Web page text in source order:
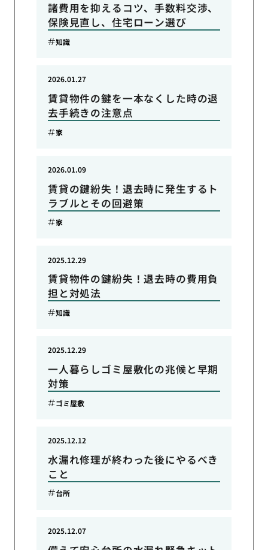
諸費用を抑えるコツ、手数料交渉、
保険見直し、住宅ローン選び
知識
賃貸物件の鍵を一本なくした時の退
去手続きの注意点
2026.01.27
家
賃貸の鍵紛失！退去時に発生するト
ラブルとその回避策
2026.01.09
家
賃貸物件の鍵紛失！退去時の費用負
担と対処法
2025.12.29
知識
一人暮らしゴミ屋敷化の兆候と早期
対策
2025.12.29
ゴミ屋敷
水漏れ修理が終わった後にやるべき
こと
2025.12.12
台所
2025.12.07